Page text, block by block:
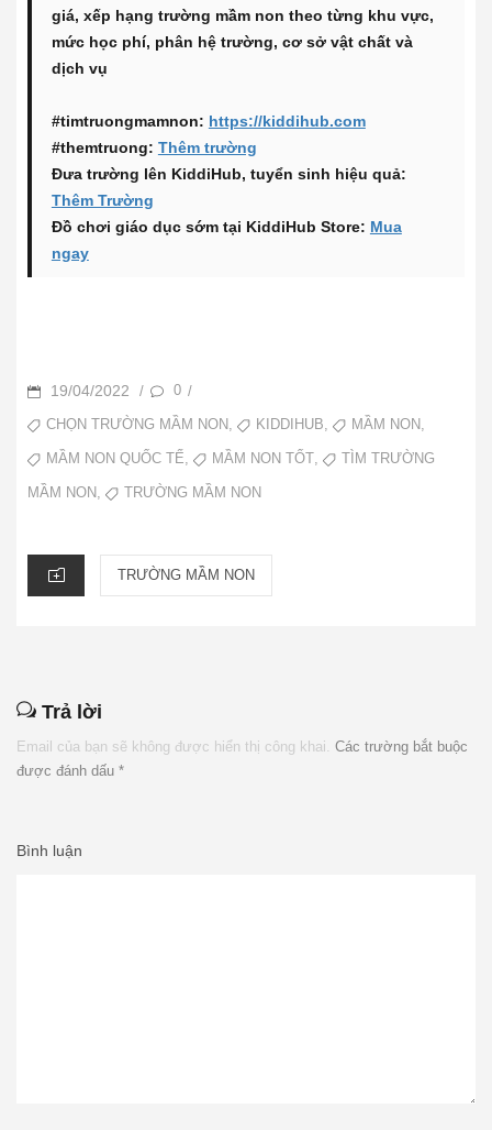
giá, xếp hạng trường mầm non theo từng khu vực,
mức học phí, phân hệ trường, cơ sở vật chất và
dịch vụ
#timtruongmamnon: https://kiddihub.com
#themtruong: Thêm trường
Đưa trường lên KiddiHub, tuyển sinh hiệu quả:
Thêm Trường
Đồ chơi giáo dục sớm tại KiddiHub Store: Mua
ngay
POSTED
ON
19/04/2022 / 0 /
TAGSCHỌN TRƯỜNG MẦM NON, KIDDIHUB, MẦM NON,
MẦM NON QUỐC TẾ MẦM NON TỐT TÌM TRƯỜNG
MẦM NON TRƯỜNG MẦM NON
CATEGORIES
TRƯỜNG MẦM NON
Trả lời
Email của bạn sẽ không được hiển thị công khai. Các trường bắt buộc
được đánh dấu *
Bình luận